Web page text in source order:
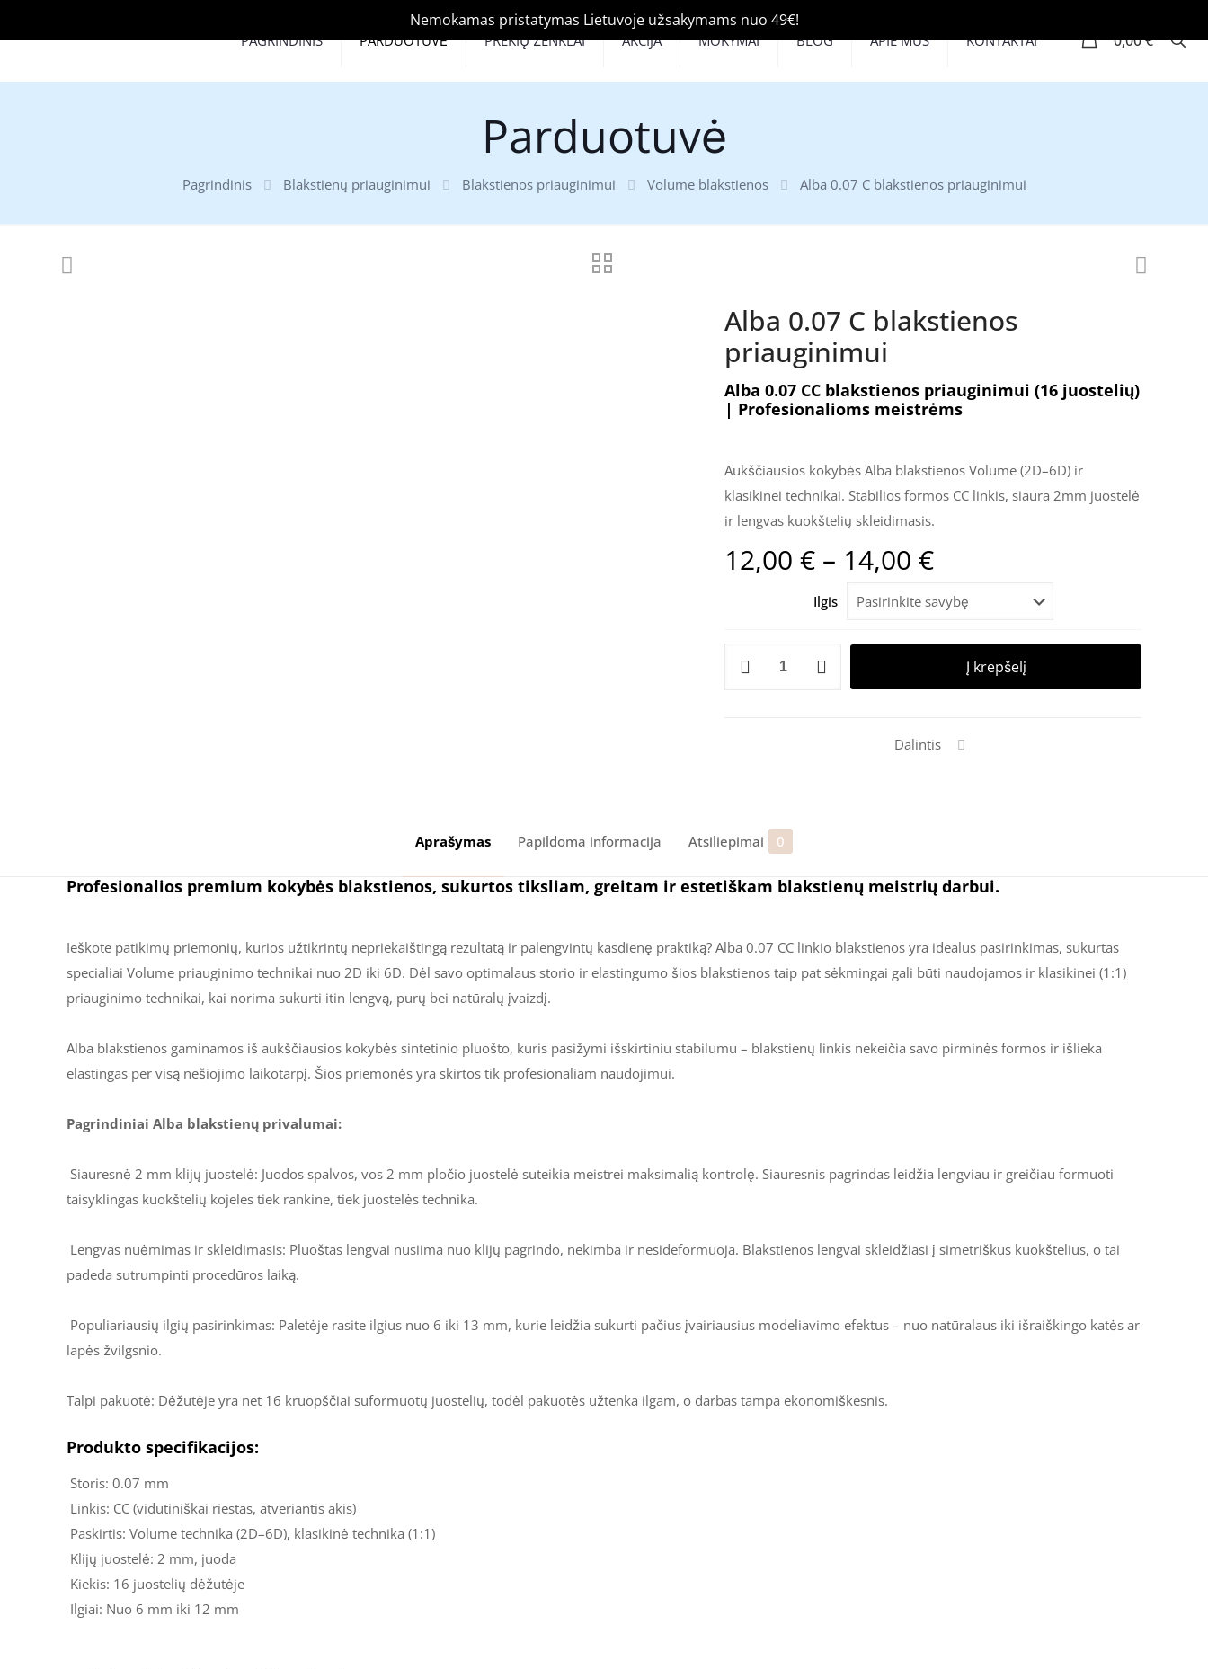
PAGRINDINIS PARDUOTUVĖ PREKIŲ ŽENKLAI AKCIJA MOKYMAI BLOG APIE MUS KONTAKTAI 0,00 €
Parduotuvė
Pagrindinis Blakstienų priauginimui Blakstienos priauginimui Volume blakstienos Alba 0.07 C blakstienos priauginimui
Alba 0.07 C blakstienos
priauginimui
Alba 0.07 CC blakstienos priauginimui (16 juostelių)
| Profesionalioms meistrėms
Aukščiausios kokybės Alba blakstienos Volume (2D–6D) ir
klasikinei technikai. Stabilios formos CC linkis, siaura 2mm juostelė
ir lengvas kuokštelių skleidimasis.
12,00 € – 14,00 €Price
12,00 €
through
14,00 €
Ilgis
Į krepšelį
Dalintis
Aprašymas Papildoma informacija Atsiliepimai 0
Profesionalios premium kokybės blakstienos, sukurtos tiksliam, greitam ir estetiškam blakstienų meistrių darbui.
Ieškote patikimų priemonių, kurios užtikrintų nepriekaištingą rezultatą ir palengvintų kasdienę praktiką? Alba 0.07 CC linkio blakstienos yra idealus pasirinkimas, sukurtas
specialiai Volume priauginimo technikai nuo 2D iki 6D. Dėl savo optimalaus storio ir elastingumo šios blakstienos taip pat sėkmingai gali būti naudojamos ir klasikinei (1:1)
priauginimo technikai, kai norima sukurti itin lengvą, purų bei natūralų įvaizdį.
Alba blakstienos gaminamos iš aukščiausios kokybės sintetinio pluošto, kuris pasižymi išskirtiniu stabilumu – blakstienų linkis nekeičia savo pirminės formos ir išlieka
elastingas per visą nešiojimo laikotarpį. Šios priemonės yra skirtos tik profesionaliam naudojimui.
Pagrindiniai Alba blakstienų privalumai:
Siauresnė 2 mm klijų juostelė: Juodos spalvos, vos 2 mm pločio juostelė suteikia meistrei maksimalią kontrolę. Siauresnis pagrindas leidžia lengviau ir greičiau formuoti
taisyklingas kuokštelių kojeles tiek rankine, tiek juostelės technika.
Lengvas nuėmimas ir skleidimasis: Pluoštas lengvai nusiima nuo klijų pagrindo, nekimba ir nesideformuoja. Blakstienos lengvai skleidžiasi į simetriškus kuokštelius, o tai
padeda sutrumpinti procedūros laiką.
Populiariausių ilgių pasirinkimas: Paletėje rasite ilgius nuo 6 iki 13 mm, kurie leidžia sukurti pačius įvairiausius modeliavimo efektus – nuo natūralaus iki išraiškingo katės ar
lapės žvilgsnio.
Talpi pakuotė: Dėžutėje yra net 16 kruopščiai suformuotų juostelių, todėl pakuotės užtenka ilgam, o darbas tampa ekonomiškesnis.
Produkto specifikacijos:
Storis: 0.07 mm
Linkis: CC (vidutiniškai riestas, atveriantis akis)
Paskirtis: Volume technika (2D–6D), klasikinė technika (1:1)
Klijų juostelė: 2 mm, juoda
Kiekis: 16 juostelių dėžutėje
Ilgiai: Nuo 6 mm iki 12 mm
Nemokamas pristatymas Lietuvoje užsakymams nuo 49€!